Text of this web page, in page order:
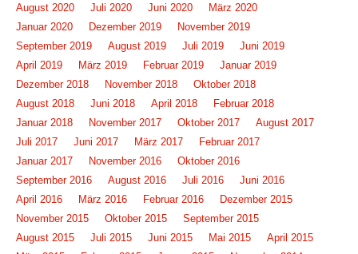
August 2020
Juli 2020 Juni 2020
März 2020
Januar 2020
Dezember 2019
November 2019
September 2019
August 2019 Juli 2019
Juni 2019
April 2019
März 2019 Februar 2019
Januar 2019
Dezember 2018
November 2018
Oktober 2018
August 2018
Juni 2018 April 2018
Februar 2018
Januar 2018
November 2017 Oktober 2017
August 2017
Juli 2017
Juni 2017 März 2017
Februar 2017
Januar 2017
November 2016
Oktober 2016
September 2016
August 2016 Juli 2016
Juni 2016
April 2016
März 2016 Februar 2016
Dezember 2015
November 2015
Oktober 2015
September 2015
August 2015
Juli 2015 Juni 2015 Mai 2015
April 2015